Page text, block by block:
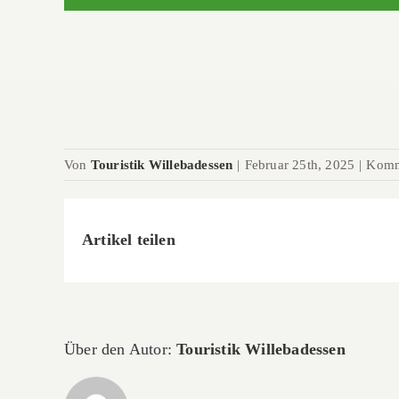
Von Touristik Willebadessen | Februar 25th, 2025 |
Artikel teilen
Über den Autor:Touristik Willebadessen